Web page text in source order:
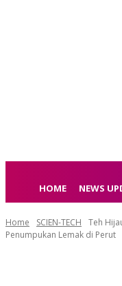
HOME NEWS
Home SCIEN-TECH
Teh
Penumpukan Lemak di Perut